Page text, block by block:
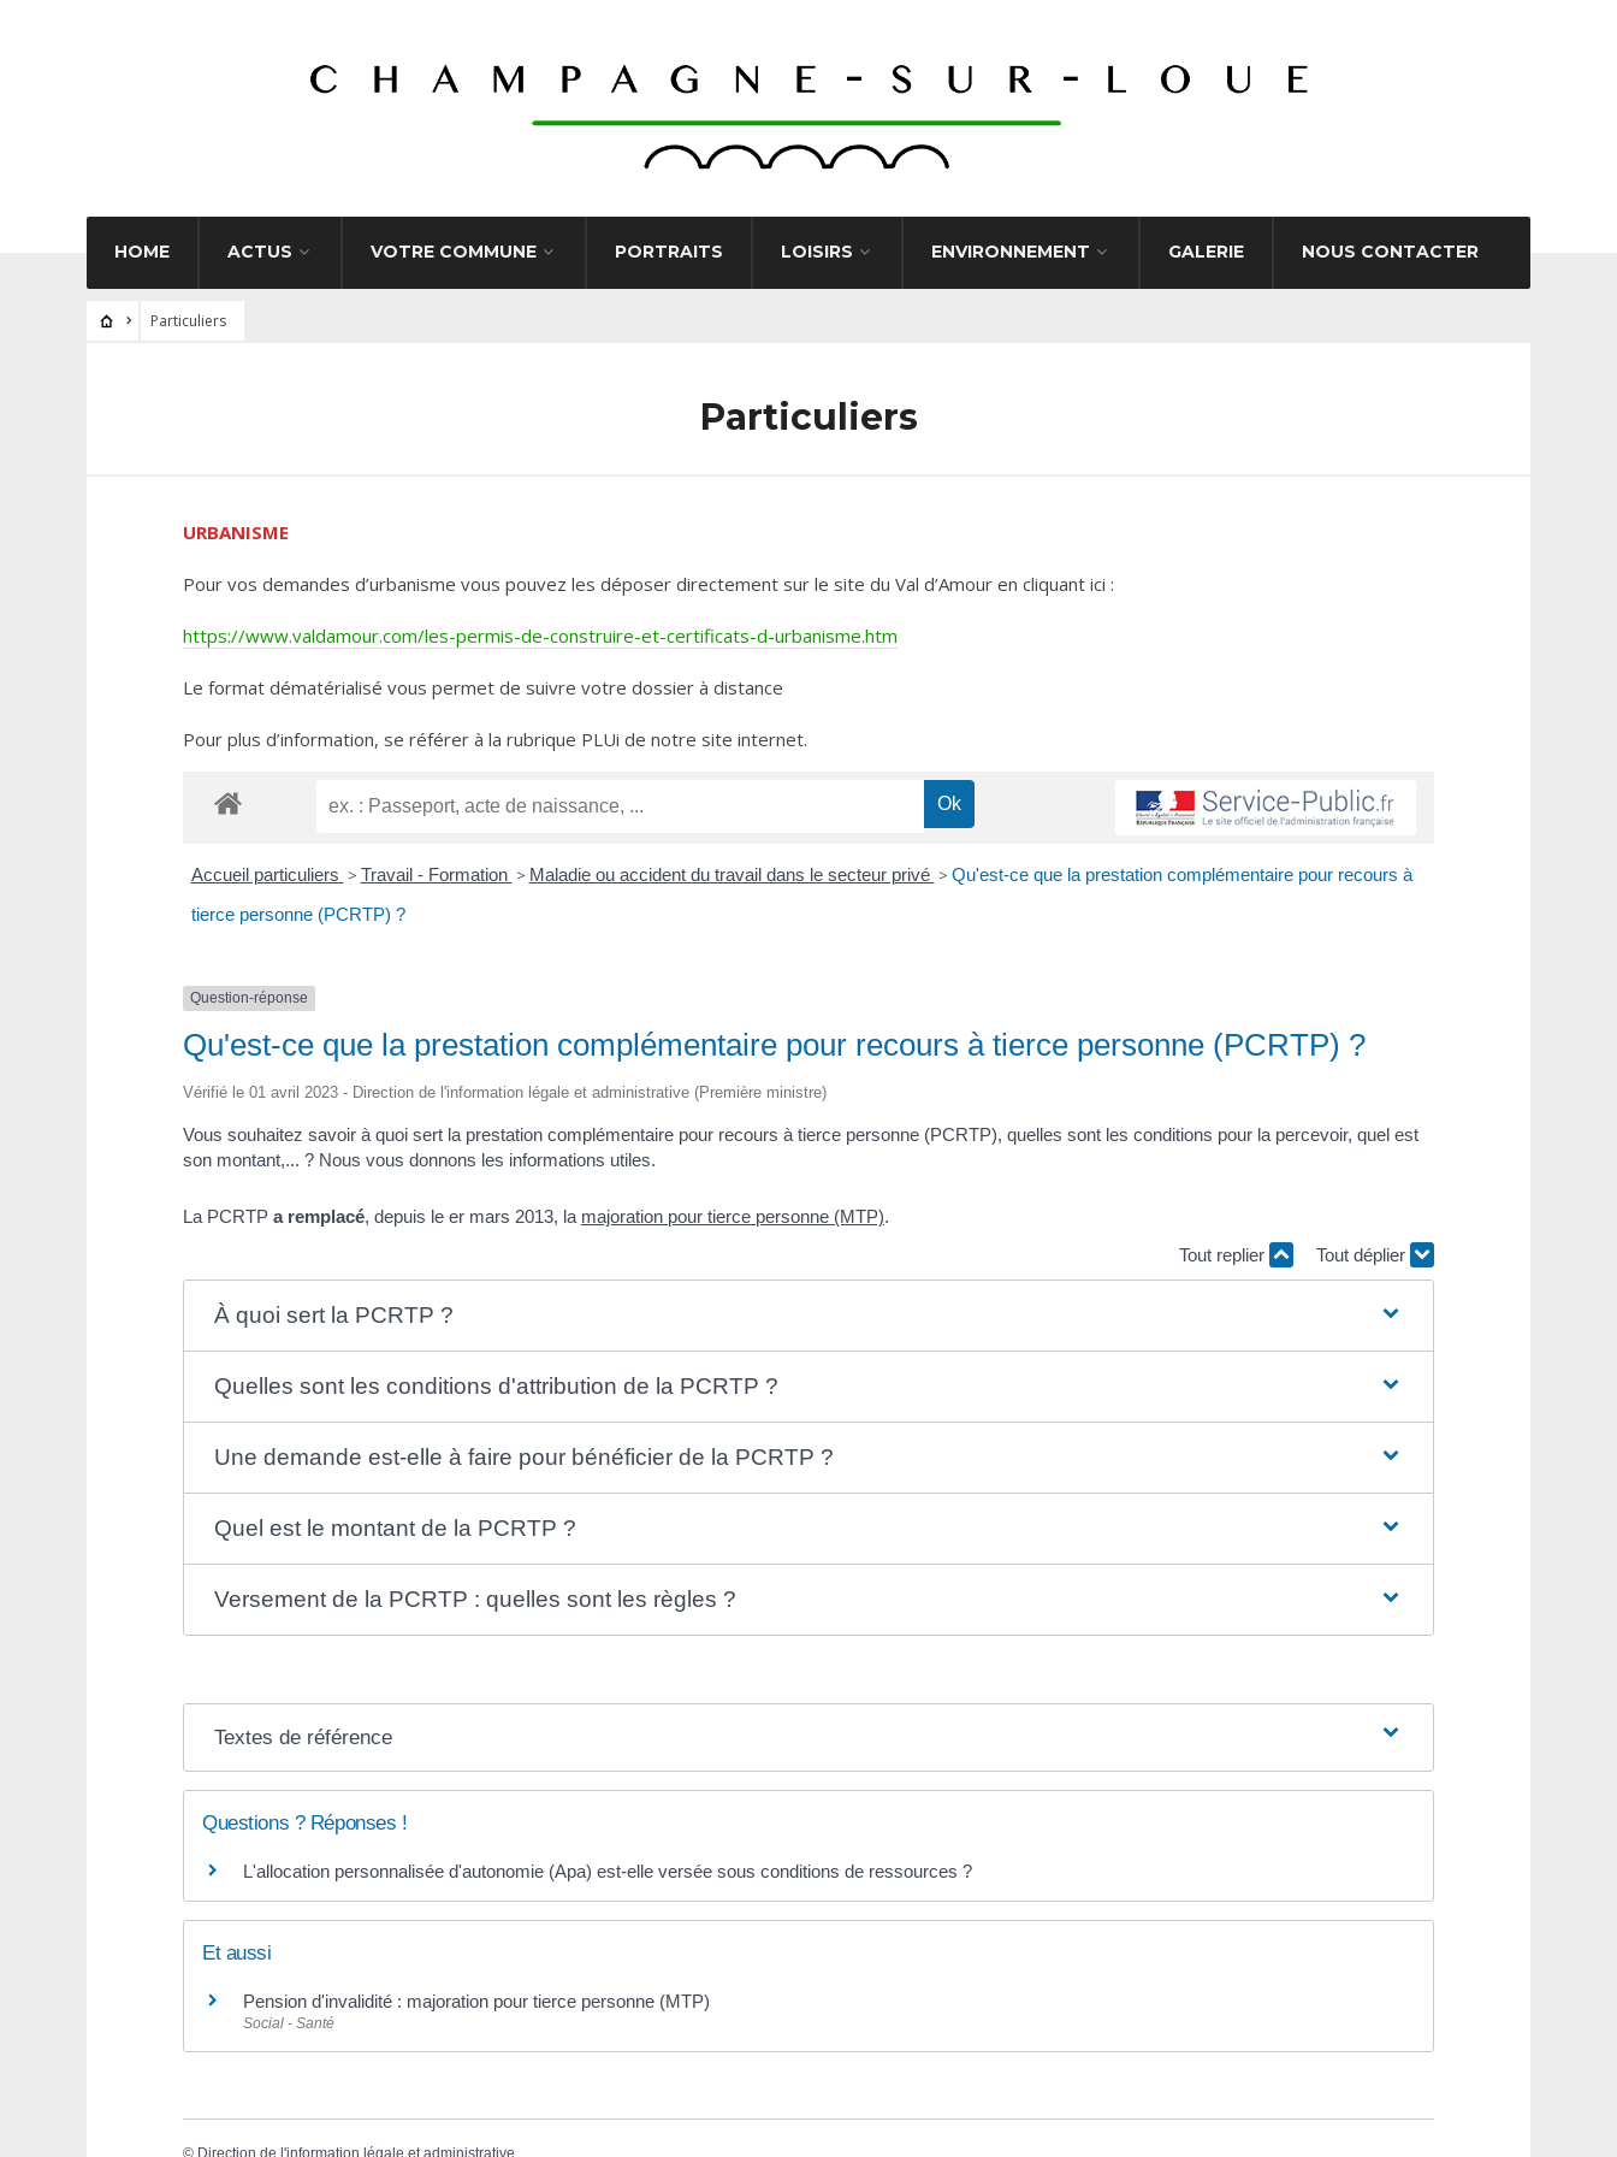
HOME ACTUS VOTRE COMMUNE PORTRAITS LOISIRS ENVIRONNEMENT GALERIE NOUS CONTACTER
Particuliers
Particuliers
URBANISME
Pour vos demandes d’urbanisme vous pouvez les déposer directement sur le site du Val d’Amour en cliquant ici :
https://www.valdamour.com/les-permis-de-construire-et-certificats-d-urbanisme.htm
Le format dématérialisé vous permet de suivre votre dossier à distance
Pour plus d’information, se référer à la rubrique PLUi de notre site internet.
Accueil particuliers > Travail - Formation > Maladie ou accident du travail dans le secteur privé > Qu'est-ce que la prestation complémentaire pour recours à
tierce personne (PCRTP) ?
Question-réponse
Qu'est-ce que la prestation complémentaire pour recours à tierce personne (PCRTP) ?
Vérifié le 01 avril 2023 - Direction de l'information légale et administrative (Première ministre)
Vous souhaitez savoir à quoi sert la prestation complémentaire pour recours à tierce personne (PCRTP), quelles sont les conditions pour la percevoir, quel est
son montant,... ? Nous vous donnons les informations utiles.
La PCRTP a remplacé, depuis le er mars 2013, la majoration pour tierce personne (MTP).
Tout replier
Tout déplier
À quoi sert la PCRTP ?
Quelles sont les conditions d'attribution de la PCRTP ?
Une demande est-elle à faire pour bénéficier de la PCRTP ?
Quel est le montant de la PCRTP ?
Versement de la PCRTP : quelles sont les règles ?
Textes de référence
Questions ? Réponses !
L'allocation personnalisée d'autonomie (Apa) est-elle versée sous conditions de ressources ?
Et aussi
Pension d'invalidité : majoration pour tierce personne (MTP)
Social - Santé
© Direction de l'information légale et administrative